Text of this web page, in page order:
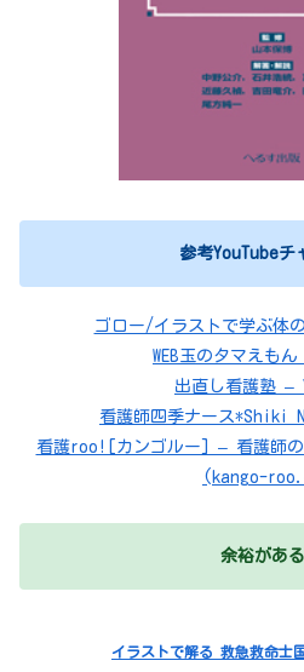
参考YouTubeチ
ゴロー/イラストで学ぶ体
WEB玉のタマえも
出直し看護塾 –
看護師四季ナース*Shiki
看護roo![カンゴルー] – 看護師の
(kango-
余裕があ
イラストで解る 救急救命士